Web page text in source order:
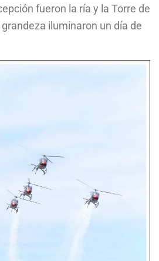
fueron la ría y la Torre de
iluminaron un día de